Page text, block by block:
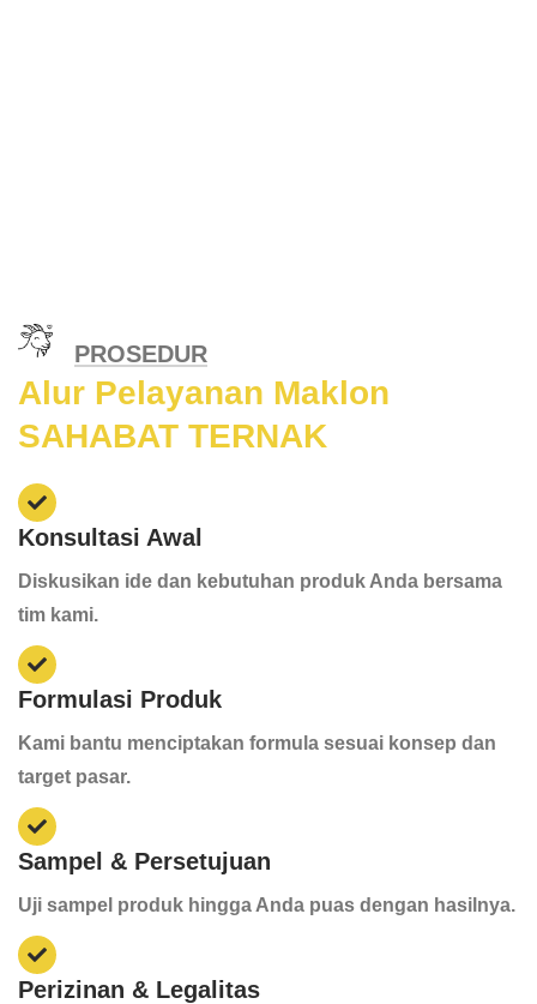
PROSEDUR
Alur Pelayanan Maklon
SAHABAT TERNAK
Konsultasi Awal
Diskusikan ide dan kebutuhan produk Anda bersama
tim kami.
Formulasi Produk
Kami bantu menciptakan formula sesuai konsep dan
target pasar.
Sampel & Persetujuan
Uji sampel produk hingga Anda puas dengan hasilnya.
Perizinan & Legalitas